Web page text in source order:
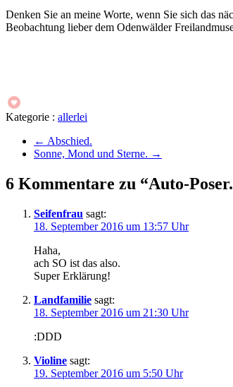
Denken Sie an meine Worte, wenn Sie sich das
Beobachtung lieber dem Odenwälder
Kategorie : allerlei
← Abschied.
Sonne, Mond und Sterne. →
6 Kommentare zu “Auto-
Seifenfrau sagt:
18. September 2016 um 13:57 Uhr
Haha,
ach SO ist das also.
Super Erklärung!
Landfamilie sagt:
18. September 2016 um 21:30 Uhr
:DDD
Violine sagt:
19. September 2016 um 5:50 Uhr